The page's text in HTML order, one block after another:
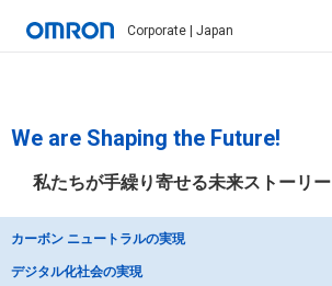
Corporate | Japan
We are Shaping the Future!
私たちが手繰り寄せる未来ストーリー
カーボン ニュートラルの実現
デジタル化社会の実現